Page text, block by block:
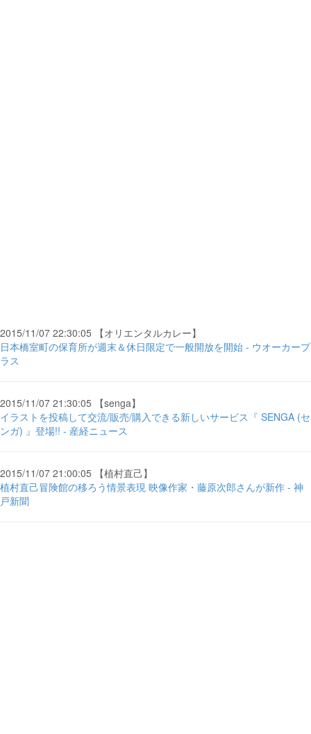
2015/11/07 22:30:05 【オリエンタルカレー】
日本橋室町の保育所が週末＆休日限定で一般開放を開始 - ウオーカープ
ラス
2015/11/07 21:30:05 【senga】
イラストを投稿して交流/販売/購入できる新しいサービス『 SENGA (セ
ンガ) 』登場!! - 産経ニュース
2015/11/07 21:00:05 【植村直己】
植村直己冒険館の移ろう情景表現 映像作家・藤原次郎さんが新作 - 神
戸新聞